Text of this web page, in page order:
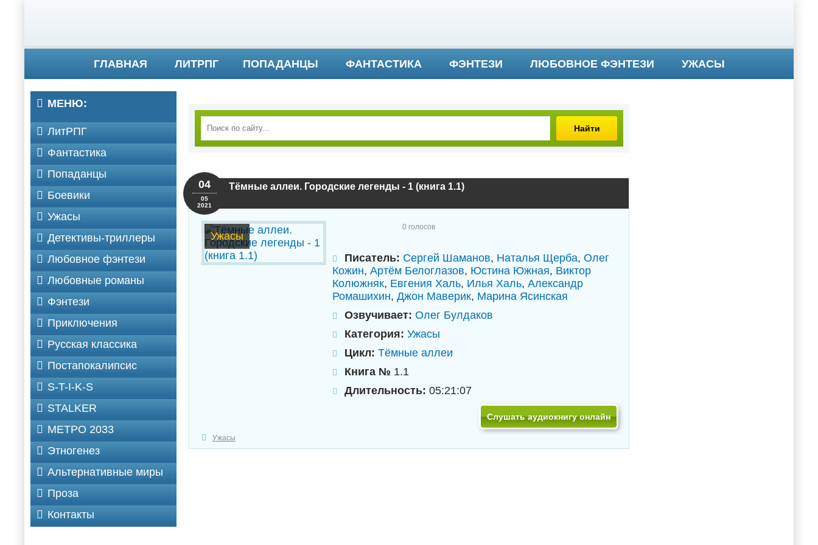
ГЛАВНАЯ ЛИТРПГ ПОПАДАНЦЫ ФАНТАСТИКА ФЭНТЕЗИ ЛЮБОВНОЕ ФЭНТЕЗИ УЖАСЫ
Найти
Тёмные аллеи. Городские легенды - 1 (книга 1.1)
04
05
2021
Ужасы
0 голосов
Писатель: Сергей Шаманов, Наталья Щерба, Олег
Кожин, Артём Белоглазов, Юстина Южная, Виктор
Колюжняк, Евгения Халь, Илья Халь, Александр
Ромашихин, Джон Маверик, Марина Ясинская
Озвучивает: Олег Булдаков
Категория: Ужасы
Цикл: Тёмные аллеи
Книга № 1.1
Длительность: 05:21:07
Слушать аудиокнигу онлайн
Ужасы
МЕНЮ:
ЛитРПГ
Фантастика
Попаданцы
Боевики
Ужасы
Детективы-триллеры
Любовное фэнтези
Любовные романы
Фэнтези
Приключения
Русская классика
Постапокалипсис
S-T-I-K-S
STALKER
МЕТРО 2033
Этногенез
Альтернативные миры
Проза
Контакты